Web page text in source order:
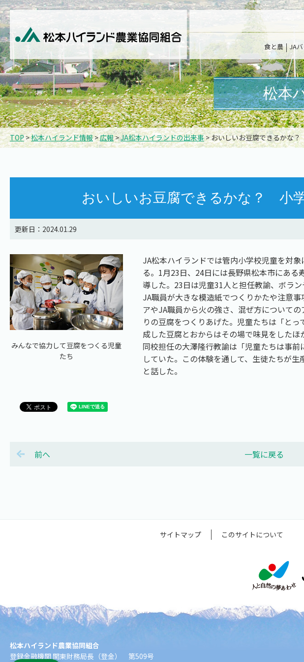
食と農 JA
松本
TOP>松本ハイランド情報>広報>JA松本ハイランドの出来事> おいしいお豆腐できるかな
おいしいお豆腐できるかな？ 小
更新日：2024.01.29
みんなで協力して豆腐をつくる児童
たち
JA松本ハイランドでは管内小学校児童を対
る。1月23日、24日には長野県松本市にあ
導した。23日は児童31人と担任教諭、ボラ
JA職員が大きな模造紙でつくりかたや注意
アやJA職員から火の強さ、混ぜ方について
りの豆腐をつくりあげた。児童たちは「と
成した豆腐とおからはその場で味見をしたほ
同校担任の大澤隆行教諭は「児童たちは事
していた。この体験を通して、生徒たちが
と話した。
前へ 一覧に戻る
サイトマップ このサイトについて
松本ハイランド農業協同組合
登録金融機関 関東財務局長（登金） 第509号